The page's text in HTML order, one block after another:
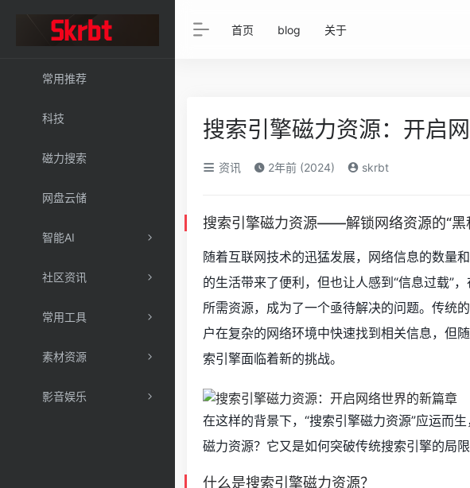
常用推荐
科技
磁力搜索
网盘云储
智能AI
社区资讯
常用工具
素材资源
影音娱乐
首页 blog 关于
搜索引擎磁力资源：开启
资讯 2年前 (2024) skrbt
搜索引擎磁力资源——解锁网络资源的“黑
随着互联网技术的迅猛发展，网络信息的数量
的生活带来了便利，但也让人感到“信息过载”
所需资源，成为了一个亟待解决的问题。传统
户在复杂的网络环境中快速找到相关信息，但
索引擎面临着新的挑战。
在这样的背景下，“搜索引擎磁力资源”应运而
磁力资源？它又是如何突破传统搜索引擎的局
什么是搜索引擎磁力资源？